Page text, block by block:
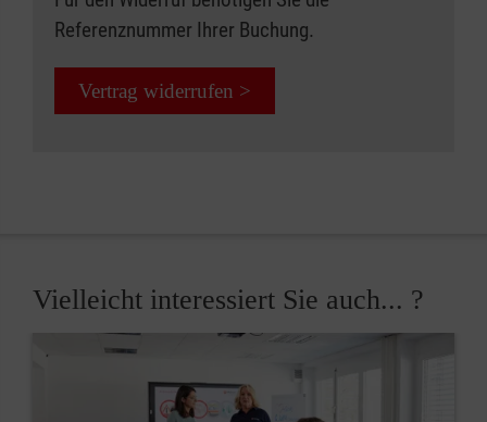
Referenznummer Ihrer Buchung.
Vertrag widerrufen >
Vielleicht interessiert Sie auch... ?